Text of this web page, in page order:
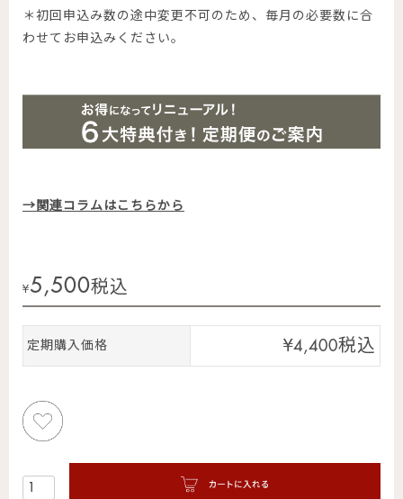
＊初回申込み数の途中変更不可のため、毎月の必要数に合
わせてお申込みください。
→関連コラムはこちらから
¥5,500税込
定期購入価格 ¥4,400税込